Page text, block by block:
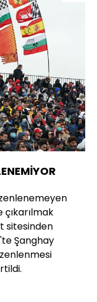
çıkarılmak
sitesinden
Şanghay